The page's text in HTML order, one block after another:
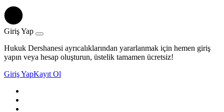
Giriş Yap
Hukuk Dershanesi ayrıcalıklarından yararlanmak için hemen giriş
yapın veya hesap oluşturun, üstelik tamamen ücretsiz!
Giriş YapKayıt Ol